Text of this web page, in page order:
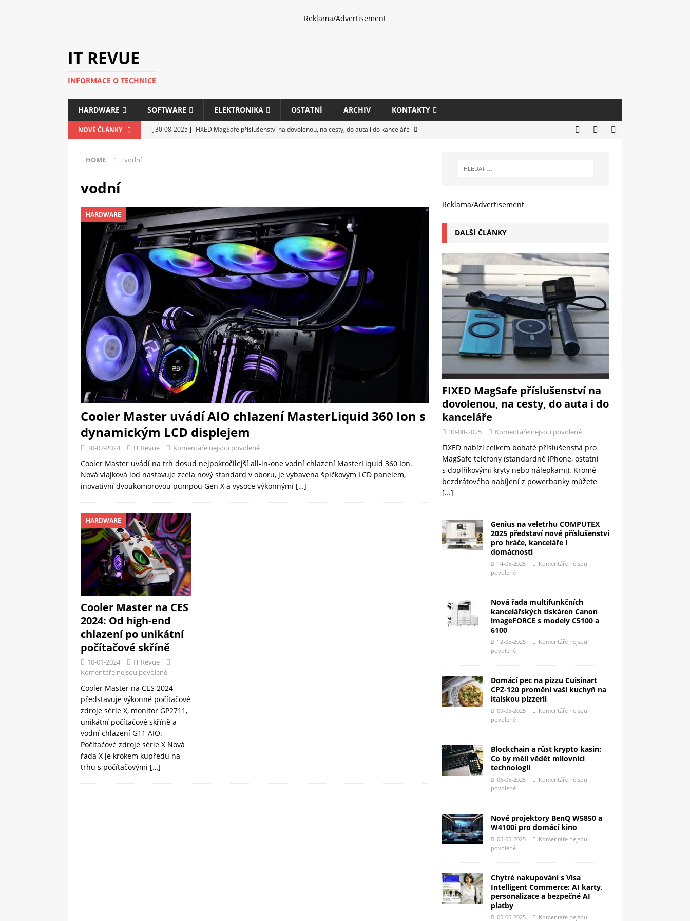
Reklama/Advertisement
IT REVUE
INFORMACE O TECHNICE
HARDWARE SOFTWARE ELEKTRONIKA OSTATNÍ ARCHIV KONTAKTY
NOVÉ ČLÁNKY [ 30-08-2025 ] FIXED MagSafe příslušenství na dovolenou, na cesty, do auta i do kanceláře
C5100 a 6100
PERIFERIE
[ 09-05-2025 ] Domácí pec na pizzu Cuisinart CPZ-120 promění vaši kuchyň na italskou pizzerii
OSTATNÍ
[ 06-05-2025 ] Blockchain a růst krypto kasin: Co by měli vědět milovníci technologií
HOME vodní
vodní
HARDWARE
Cooler Master uvádí AIO chlazení MasterLiquid 360 Ion s
dynamickým LCD displejem
30-07-2024 IT Revue Komentáře nejsou povolené
Cooler Master uvádí na trh dosud nejpokročilejší all-in-one vodní chlazení MasterLiquid 360 Ion.
Nová vlajková loď nastavuje zcela nový standard v oboru, je vybavena špičkovým LCD panelem,
inovativní dvoukomorovou pumpou Gen X a vysoce výkonnými […]
HARDWARE
Cooler Master na CES
2024: Od high-end
chlazení po unikátní
počítačové skříně
10-01-2024
IT Revue
Komentáře nejsou povolené
Cooler Master na CES 2024
představuje výkonné počítačové
zdroje série X, monitor GP2711,
unikátní počítačové skříně a
vodní chlazení G11 AIO.
Počítačové zdroje série X Nová
řada X je krokem kupředu na
trhu s počítačovými […]
Reklama/Advertisement
DALŠÍ ČLÁNKY
FIXED MagSafe příslušenství na
dovolenou, na cesty, do auta i do
kanceláře
30-08-2025 Komentáře nejsou povolené
FIXED nabízí celkem bohaté příslušenství pro
MagSafe telefony (standardně iPhone, ostatní
s doplňkovými kryty nebo nálepkami). Kromě
bezdrátového nabíjení z powerbanky můžete
[...]
Genius na veletrhu COMPUTEX
2025 představí nové příslušenství
pro hráče, kanceláře i
domácnosti
14-05-2025
Komentáře nejsou
povolené
Nová řada multifunkčních
kancelářských tiskáren Canon
imageFORCE s modely C5100 a
6100
12-05-2025
Komentáře nejsou
povolené
Domácí pec na pizzu Cuisinart
CPZ-120 promění vaši kuchyň na
italskou pizzerii
09-05-2025
Komentáře nejsou
povolené
Blockchain a růst krypto kasin:
Co by měli vědět milovníci
technologií
06-05-2025
Komentáře nejsou
povolené
Nové projektory BenQ W5850 a
W4100i pro domácí kino
05-05-2025
Komentáře nejsou
povolené
Chytré nakupování s Visa
Intelligent Commerce: AI karty,
personalizace a bezpečné AI
platby
05-05-2025 Komentáře nejsou